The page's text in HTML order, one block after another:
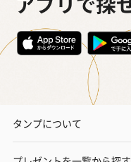
タンプについて